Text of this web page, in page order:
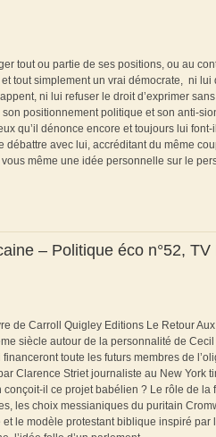
tout ou partie de ses positions, ou au
tout simplement un vrai démocrate, ni lui
ni lui refuser le droit d’exprimer
positionnement politique et son anti-
qu’il dénonce encore et toujours lui font-
avec lui, accréditant du même
même une idée personnelle sur le
– Politique éco n°52,
de Carroll Quigley Editions Le Retour
siècle autour de la personnalité de
toute les futurs membres de
Clarence Striet journaliste au New York
il ce projet babélien ? Le rôle de la
les choix messianiques du puritain
le modèle protestant biblique inspiré par